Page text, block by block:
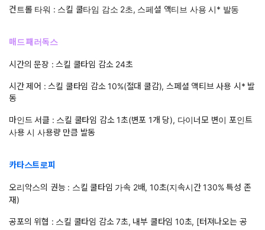
컨트롤 타워 : 스킬 쿨타임 감소 2초, 스페셜 액티브 사용 시* 발동
매드 패러독스
시간의 문장 : 스킬 쿨타임 감소 24초
시간 제어 : 스킬 쿨타임 감소 10%(절대 쿨감), 스페셜 액티브 사용 시* 발
동
마인드 서클 : 스킬 쿨타임 감소 1초(변포 1개 당), 다이너모 변이 포인트
사용 시 사용량 만큼 발동
카타스트로피
오리악스의 권능 : 스킬 쿨타임 가속 2배, 10초(지속시간 130% 특성 존
재)
공포의 위협 : 스킬 쿨타임 감소 7초, 내부 쿨타임 10초, [터져나오는 공